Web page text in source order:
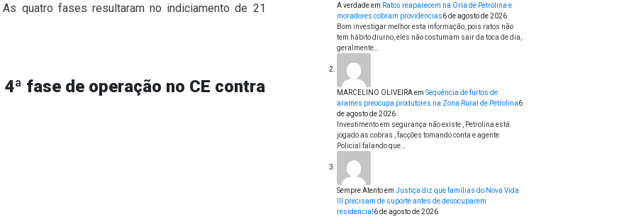
quatro fases resultaram no indiciamento de 21
fase de operação no CE contra
A verdadeem Ratos reaparecem na Orla de Petrolina e
moradores cobram providências6 de agosto de 2026
Bom investigar melhor esta informação, pois ratos não
tem hábito diurno, eles não costumam sair da toca de dia,
geralmente…
MARCELINO OLIVEIRAem Sequência de furtos de
arames preocupa produtores na Zona Rural de Petrolina6
de agosto de 2026
Investimento em segurança não existe , Petrolina está
jogado as cobras , facções tomando conta e agente
Policial falando que…
Sempre Atentoem Justiça diz que famílias do Nova Vida
III precisam de suporte antes de desocuparem
residencial 6 de agosto de 2026